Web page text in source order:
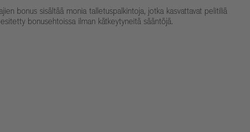
bonus sisältää monia talletuspalkintoja, jotka kasvattavat pelitiliä
bonusehtoissa ilman kätkeytyneitä sääntöjä.